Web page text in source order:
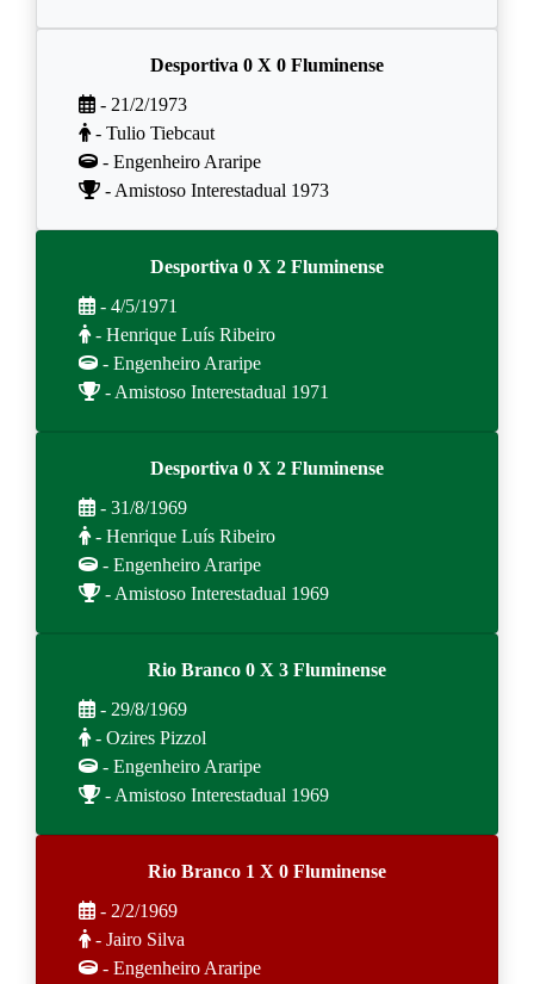
Desportiva 0 X 0 Fluminense
- 21/2/1973
- Tulio Tiebcaut
- Engenheiro Araripe
- Amistoso Interestadual 1973
Desportiva 0 X 2 Fluminense
- 4/5/1971
- Henrique Luís Ribeiro
- Engenheiro Araripe
- Amistoso Interestadual 1971
Desportiva 0 X 2 Fluminense
- 31/8/1969
- Henrique Luís Ribeiro
- Engenheiro Araripe
- Amistoso Interestadual 1969
Rio Branco 0 X 3 Fluminense
- 29/8/1969
- Ozires Pizzol
- Engenheiro Araripe
- Amistoso Interestadual 1969
Rio Branco 1 X 0 Fluminense
- 2/2/1969
- Jairo Silva
- Engenheiro Araripe